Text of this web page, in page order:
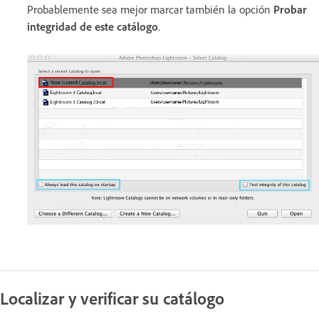
Probablemente sea mejor marcar también la opción Probar
integridad de este catálogo.
Localizar y verificar su catálogo